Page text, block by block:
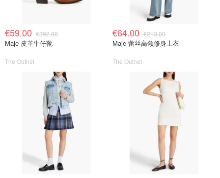
€59.00 €392.00
Maje 皮革牛仔靴
The Outnet
€64.00 €213.00
Maje 蕾丝高领修身上衣
The Outnet